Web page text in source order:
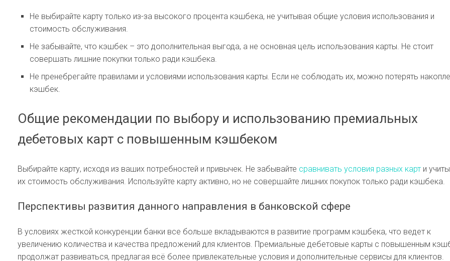
Не выбирайте карту только из-за высокого процента кэшбека, не учитывая общие условия использования и
стоимость обслуживания.
Не забывайте, что кэшбек – это дополнительная выгода, а не основная цель использования карты. Не стоит
совершать лишние покупки только ради кэшбека.
Не пренебрегайте правилами и условиями использования карты. Если не соблюдать их, можно потерять
кэшбек.
Общие рекомендации по выбору и использованию премиальных
дебетовых карт с повышенным кэшбеком
Выбирайте карту, исходя из ваших потребностей и привычек. Не забывайте сравнивать условия разных карт и
их стоимость обслуживания. Используйте карту активно, но не совершайте лишних покупок только ради кэшбека.
Перспективы развития данного направления в банковской сфере
В условиях жесткой конкуренции банки все больше вкладываются в развитие программ кэшбека, что ведет к
увеличению количества и качества предложений для клиентов. Премиальные дебетовые карты с повышенным
продолжат развиваться, предлагая всё более привлекательные условия и дополнительные сервисы для клиентов.